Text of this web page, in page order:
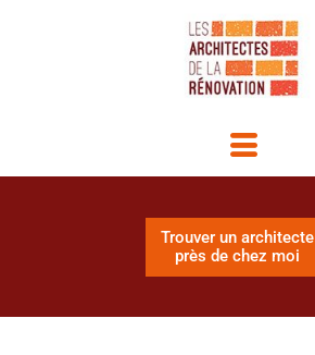
Trouver un architecte
près de chez moi